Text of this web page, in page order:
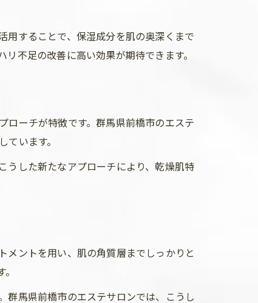
用することで、保湿成分を肌の奥深くまで
不足の改善に高い効果が期待できます。
ローチが特徴です。群馬県前橋市のエステ
います。
うした新たなアプローチにより、乾燥肌特
メントを用い、肌の角質層までしっかりと
群馬県前橋市のエステサロンでは、こうし